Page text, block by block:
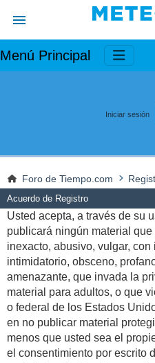
Menú Principal
Iniciar sesión
Foro de Tiempo.com
Acuerdo de Registro
Usted acepta, a través de su
publicará ningún material
inexacto, abusivo, vulgar,
intimidatorio, obsceno,
amenazante, que invada la
material para adultos, o que
o federal de los Estados
en no publicar material
menos que usted sea el
el consentimiento por escrito